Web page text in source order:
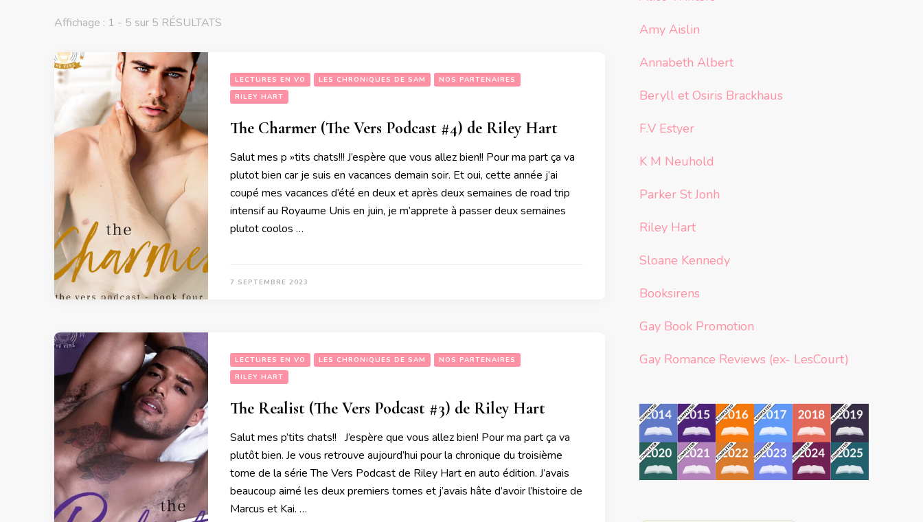
Affichage : 1 - 5 sur 5 RÉSULTATS
LECTURES EN VO LES CHRONIQUES DE SAM
NOS PARTENAIRES
RILEY HART
The Charmer (The Vers Podcast #4) de Riley Hart
Salut mes p »tits chats!!! J’espère que vous allez bien!! Pour ma part ça va
plutot bien car je suis en vacances demain soir. Et oui, cette année j’ai
coupé mes vacances d’été en deux et après deux semaines de road trip
intensif au Royaume Unis en juin, je m’apprete à passer deux semaines
plutot coolos …
7 SEPTEMBRE 2023
LECTURES EN VO LES CHRONIQUES DE SAM
NOS PARTENAIRES
RILEY HART
The Realist (The Vers Podcast #3) de Riley Hart
Salut mes p’tits chats!! J’espère que vous allez bien! Pour ma part ça va
plutôt bien. Je vous retrouve aujourd’hui pour la chronique du troisième
tome de la série The Vers Podcast de Riley Hart en auto édition. J’avais
beaucoup aimé les deux premiers tomes et j’avais hâte d’avoir l’histoire de
Marcus et Kai. …
Amy Aislin
Annabeth Albert
Beryll et Osiris Brackhaus
F.V Estyer
K M Neuhold
Parker St Jonh
Riley Hart
Sloane Kennedy
Booksirens
Gay Book Promotion
Gay Romance Reviews (ex- LesCourt)